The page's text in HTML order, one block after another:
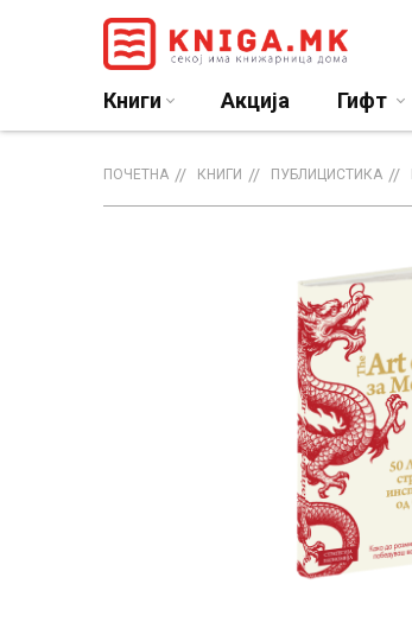
Книги Акција Гифт
ПОЧЕТНА КНИГИ ПУБЛИЦИСТИКА